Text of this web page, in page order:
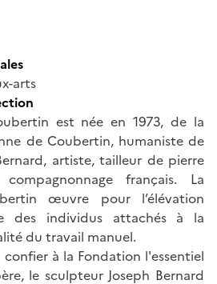
arts
est née en 1973, de la
de Coubertin, humaniste de
artiste, tailleur de pierre
français. La
œuvre pour l’élévation
des individus attachés à la
du travail manuel.
confier à la Fondation l'essentiel
le sculpteur Joseph Bernard